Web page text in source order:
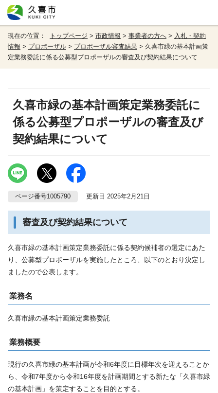
現在の位置： トップページ > 市政情報 > 事業者の方へ > 入札・契約
情報 > プロポーザル > プロポーザル審査結果 > 久喜市緑の基本計画策
定業務委託に係る公募型プロポーザルの審査及び契約結果について
久喜市緑の基本計画策定業務委託に
係る公募型プロポーザルの審査及び
契約結果について
ページ番号1005790 更新日 2025年2月21日
審査及び契約結果について
久喜市緑の基本計画策定業務委託に係る契約候補者の選定にあた
り、公募型プロポーザルを実施したところ、以下のとおり決定し
ましたので公表します。
業務名
久喜市緑の基本計画策定業務委託
業務概要
現行の久喜市緑の基本計画が令和6年度に目標年次を迎えることか
ら、令和7年度から令和16年度を計画期間とする新たな「久喜市緑
の基本計画」を策定することを目的とする。